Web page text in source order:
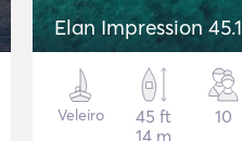
Elan Impression 45.1
Veleiro
45 ft
14 m
10